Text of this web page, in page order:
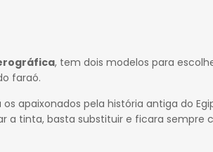
, tem dois modelos para
faraó.
apaixonados pela história antiga do
a tinta, basta substituir e ficara